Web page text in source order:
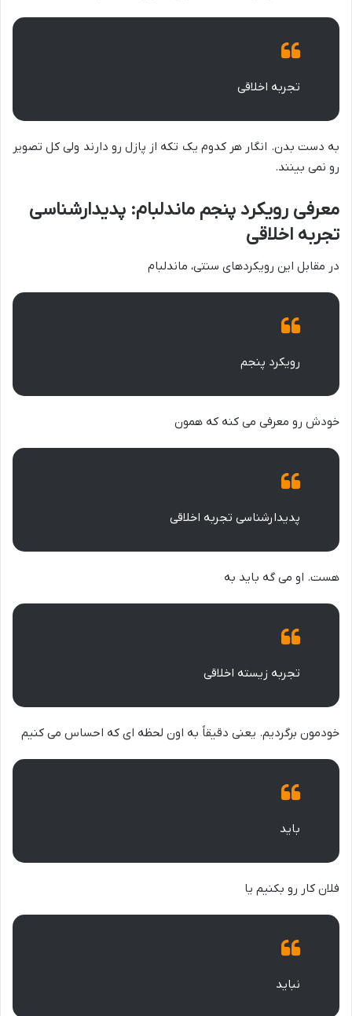
تجربه اخلاقی
به دست بدن. انگار هر کدوم یک تکه از پازل رو دارند ولی کل تصویر
رو نمی بینند.
معرفی رویکرد پنجم ماندلبام: پدیدارشناسی
تجربه اخلاقی
در مقابل این رویکردهای سنتی، ماندلبام
رویکرد پنجم
خودش رو معرفی می کنه که همون
پدیدارشناسی تجربه اخلاقی
هست. او می گه باید به
تجربه زیسته اخلاقی
خودمون برگردیم. یعنی دقیقاً به اون لحظه ای که احساس می کنیم
باید
فلان کار رو بکنیم یا
نباید